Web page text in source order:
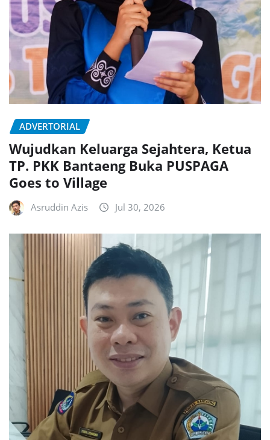
ADVERTORIAL
Wujudkan Keluarga Sejahtera, Ketua
TP. PKK Bantaeng Buka PUSPAGA
Goes to Village
Asruddin Azis Jul 30, 2026